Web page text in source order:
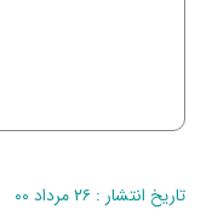
تاریخ انتشار : ۲۶ مرداد ۰۰